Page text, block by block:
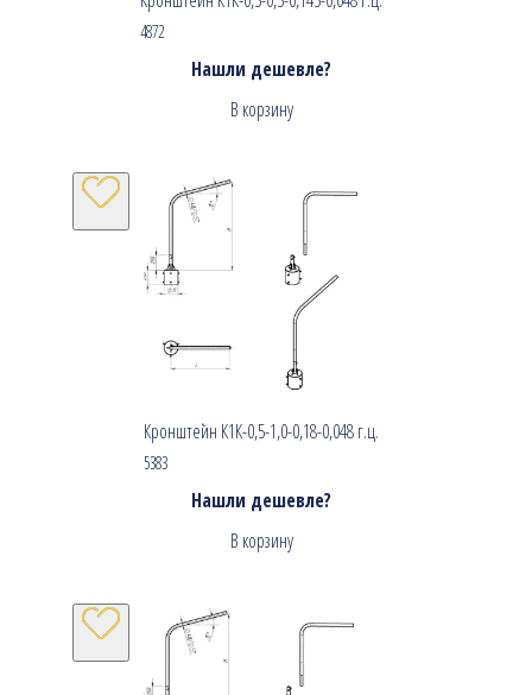
4872
Нашли дешевле?
В корзину
Кронштейн К1К-0,5-1,0-0,18-0,048 г.ц.
5383
Нашли дешевле?
В корзину